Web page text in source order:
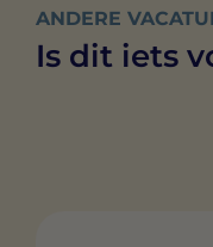
ANDERE
Is dit iets